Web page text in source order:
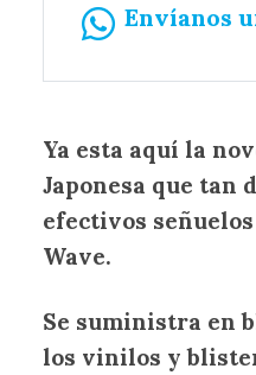
Envíanos
Ya esta aquí la
Japonesa que tan
efectivos
Wave.
Se suministra en
los vinilos y